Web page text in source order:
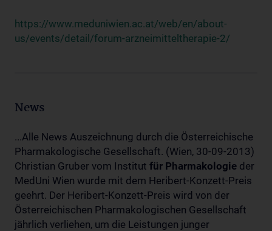
https://www.meduniwien.ac.at/web/en/about-
us/events/detail/forum-arzneimitteltherapie-2/
News
...Alle News Auszeichnung durch die Österreichische
Pharmakologische Gesellschaft. (Wien, 30-09-2013)
Christian Gruber vom Institut für Pharmakologie der
MedUni Wien wurde mit dem Heribert-Konzett-Preis
geehrt. Der Heribert-Konzett-Preis wird von der
Österreichischen Pharmakologischen Gesellschaft
jährlich verliehen, um die Leistungen junger